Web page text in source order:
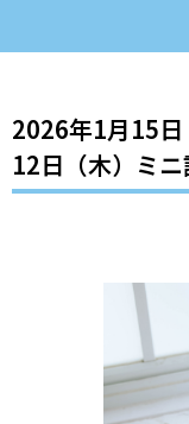
2026年1月15
12日（木）ミ